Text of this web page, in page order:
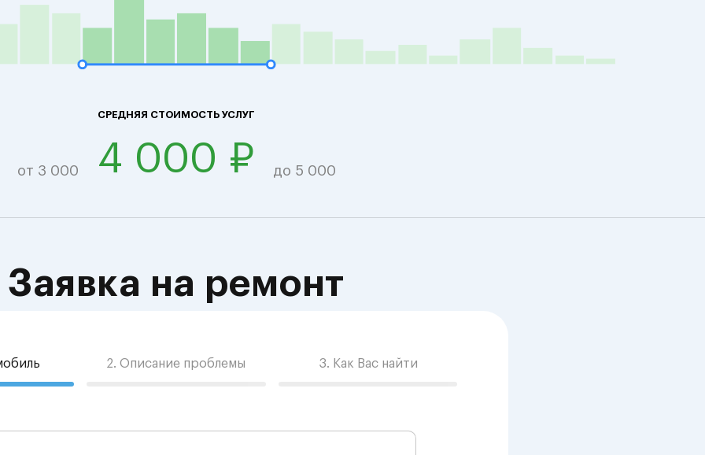
СРЕДНЯЯ СТОИМОСТЬ УСЛУГ
от 3 000 4 000 ₽ до 5 000
Заявка на ремонт
2. Описание проблемы 3. Как Вас найти